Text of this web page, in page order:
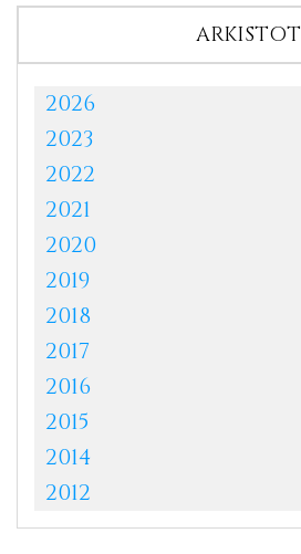
ARKISTOT
2026
2023
2022
2021
2020
2019
2018
2017
2016
2015
2014
2012